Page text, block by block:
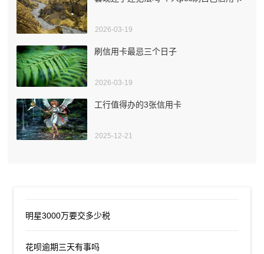
2026-03-19
刷信用卡最忌三个日子
2026-03-19
工行值得办的3张信用卡
2025-12-21
明星3000万要交多少税
花呗逾期三天有事吗